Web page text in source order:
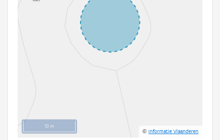
10 m
©Informatie Vlaanderen